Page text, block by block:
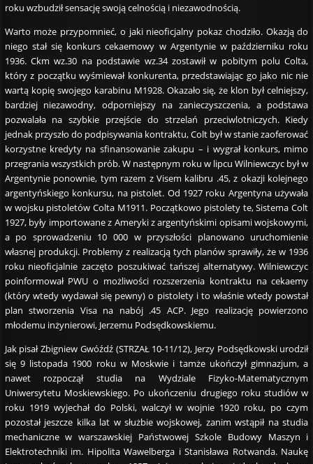
roku wzbudził sensację swoją celnością i niezawodnością.
Warto może przypomnieć, o jaki nieoficjalny pokaz chodziło. Okazją do
niego stał się konkurs cekaemowy w Argentynie w październiku roku
1936. Ckm wz.30 na podstawie wz.34 zostawił w pobitym polu Colta,
który z początku wyśmiewał konkurenta, przedstawiając go jako nic nie
wartą kopię swojego karabinu M1928. Okazało się, że klon był celniejszy,
bardziej niezawodny, odporniejszy na zanieczyszczenia, a podstawa
pozwalała na szybkie przejście do strzelań przeciwlotniczych. Kiedy
jednak przyszło do podpisywania kontraktu, Colt był w stanie zaoferować
korzystne kredyty na sfinansowanie zakupu – i wygrał konkurs, mimo
przegrania wszystkich prób. W następnym roku w lipcu Wilniewczyc był w
Argentynie ponownie, tym razem z Visem kalibru .45, z okazji kolejnego
argentyńskiego konkursu, na pistolet. Od 1927 roku Argentyna używała
w wojsku pistoletów Colta M1911. Początkowo pistolety te, Sistema Colt
1927, były importowane z Ameryki z argentyńskimi opisami wojskowymi,
a po sprowadzeniu 10 000 w przyszłości planowano uruchomienie
własnej produkcji. Problemy z realizacją tych planów sprawiły, że w 1936
roku nieoficjalnie zaczęto poszukiwać tańszej alternatywy. Wilniewczyc
poinformował PWU o możliwości rozszerzenia kontraktu na cekaemy
(który wtedy wydawał się pewny) o pistolety i to właśnie wtedy powstał
plan stworzenia Visa na nabój .45 ACP. Jego realizację powierzono
młodemu inżynierowi, Jerzemu Podsędkowskiemu.
Jak pisał Zbigniew Gwóźdź (STRZAŁ 10-11/12), Jerzy Podsędkowski urodził
się 9 listopada 1900 roku w Moskwie i tamże ukończył gimnazjum, a
nawet rozpoczął studia na Wydziale Fizyko-Matematycznym
Uniwersytetu Moskiewskiego. Po ukończeniu drugiego roku studiów w
roku 1919 wyjechał do Polski, walczył w wojnie 1920 roku, po czym
pozostał jeszcze kilka lat w służbie wojskowej, zanim wstąpił na studia
mechaniczne w warszawskiej Państwowej Szkole Budowy Maszyn i
Elektrotechniki im. Hipolita Wawelberga i Stanisława Rotwanda. Naukę